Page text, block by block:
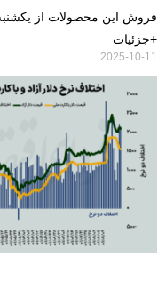
+جزئیات
2025-10-11